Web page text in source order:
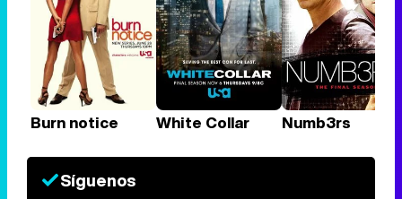
Burn notice White Collar Numb3rs
Síguenos